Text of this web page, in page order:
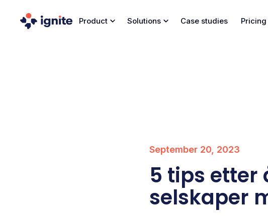
Product Solutions Case studies Pricing
September 20, 2023
5 tips etter
selskaper